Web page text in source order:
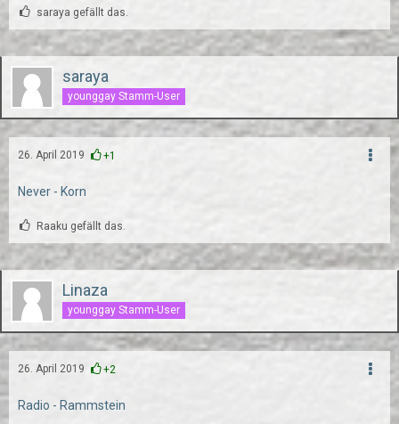
saraya gefällt das.
saraya
younggay Stamm-User
26. April 2019 +1
Never - Korn
Raaku gefällt das.
Linaza
younggay Stamm-User
26. April 2019 +2
Radio - Rammstein